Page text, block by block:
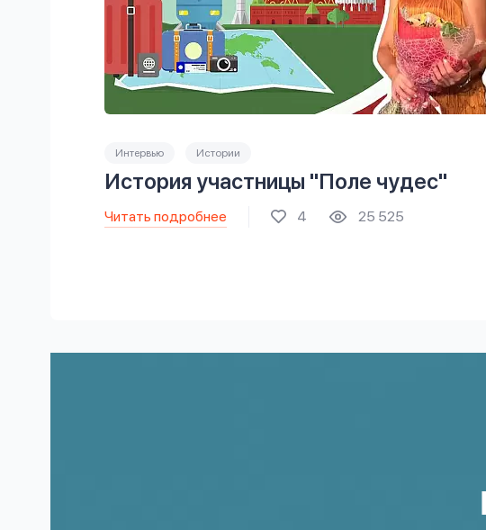
Интервью Истории
История участницы "Поле чудес"
Читать подробнее 4 25 525